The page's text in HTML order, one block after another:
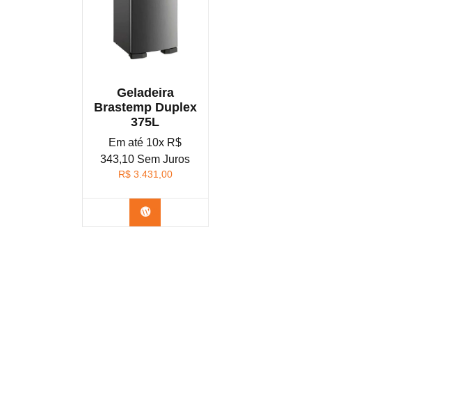
Geladeira
Brastemp Duplex
375L
Em até 10x R$
343,10 Sem Juros
R$3.431,00
Confira na Amazon